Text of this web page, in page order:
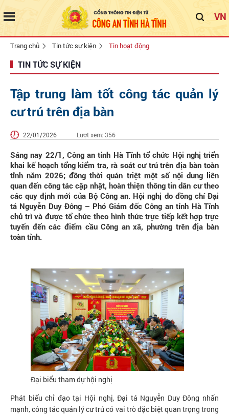
VN
Trang chủ Tin tức sự kiện Tin hoạt động
TIN TỨC SỰ KIỆN
Tập trung làm tốt công tác quản lý
cư trú trên địa bàn
22/01/2026 Lượt xem: 356
Sáng nay 22/1, Công an tỉnh Hà Tĩnh tổ chức Hội nghị triển
khai kế hoạch tổng kiểm tra, rà soát cư trú trên địa bàn toàn
tỉnh năm 2026; đồng thời quán triệt một số nội dung liên
quan đến công tác cập nhật, hoàn thiện thông tin dân cư theo
các quy định mới của Bộ Công an. Hội nghị do đồng chí Đại
tá Nguyễn Duy Đông – Phó Giám đốc Công an tỉnh Hà Tĩnh
chủ trì và được tổ chức theo hình thức trực tiếp kết hợp trực
tuyến đến các điểm cầu Công an xã, phường trên địa bàn
toàn tỉnh.
Đại biểu tham dự hội nghị
Phát biểu chỉ đạo tại Hội nghị, Đại tá Nguyễn Duy Đông nhấn
mạnh, công tác quản lý cư trú có vai trò đặc biệt quan trọng trong